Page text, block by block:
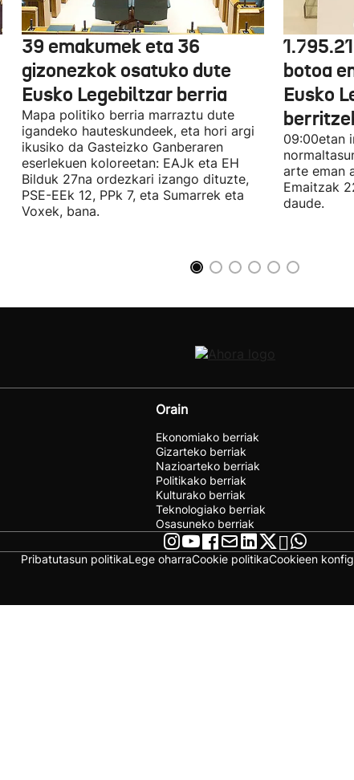
39 emakumek eta 36
gizonezkok osatuko dute
Eusko Legebiltzar berria
Mapa politiko berria marraztu dute
igandeko hauteskundeek, eta hori argi
ikusiko da Gasteizko Ganberaren
eserlekuen koloreetan: EAJk eta EH
Bilduk 27na ordezkari izango dituzte,
PSE-EEk 12, PPk 7, eta Sumarrek eta
Voxek, bana.
botoa
Eusko
09:00etan
arte eman
Emaitzak
daude.
Orain
Ekonomiako berriak
Gizarteko berriak
Nazioarteko berriak
Politikako berriak
Kulturako berriak
Teknologiako berriak
Osasuneko berriak
Pribatutasun politikaLege oharraCookie politikaCookieen